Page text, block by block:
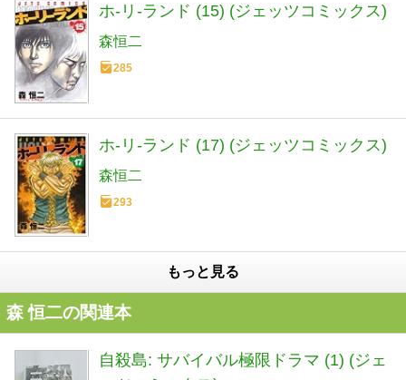
ホ-リ-ランド (15) (ジェッツコミックス)
森恒二
285
ホ-リ-ランド (17) (ジェッツコミックス)
森恒二
293
もっと見る
森 恒二の関連本
自殺島: サバイバル極限ドラマ (1) (ジェ